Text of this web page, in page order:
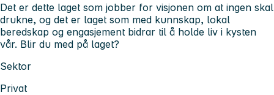
Det er dette laget som jobber for visjonen om at ingen skal
drukne, og det er laget som med kunnskap, lokal
beredskap og engasjement bidrar til å holde liv i kysten
vår. Blir du med på laget?
Sektor
Privat